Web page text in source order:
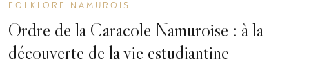
FOLKLORE NAMUROIS
Ordre de la Caracole Namuroise : à la
découverte de la vie estudiantine